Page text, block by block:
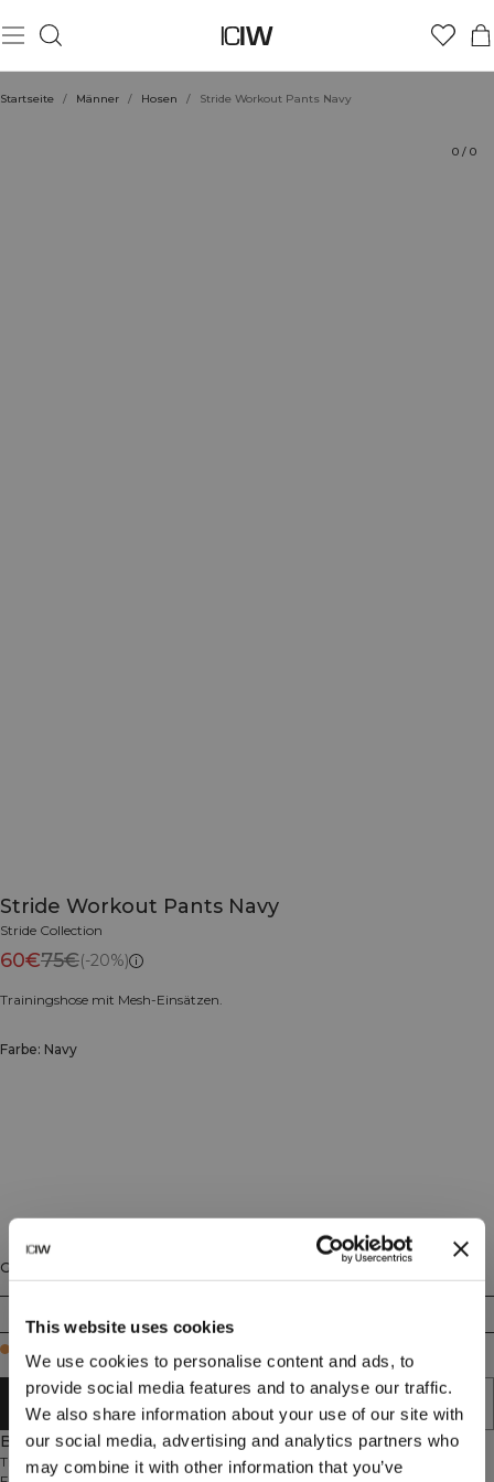
This website uses cookies
We use cookies to personalise content and ads, to
provide social media features and to analyse our traffic.
We also share information about your use of our site with
our social media, advertising and analytics partners who
may combine it with other information that you’ve
Startseite / Männer / Hosen / Stride Workout Pants Navy
0 / 0
Stride Workout Pants Navy
Stride Collection
60€75€(-20%)
Trainingshose mit Mesh-Einsätzen.
Farbe: Navy
Größe
IN DEN WARENKORB LEGEN
Beschreibung
Trainingshose mit Mesh-Einsätzen. Die Stride Workout Pants sind für das